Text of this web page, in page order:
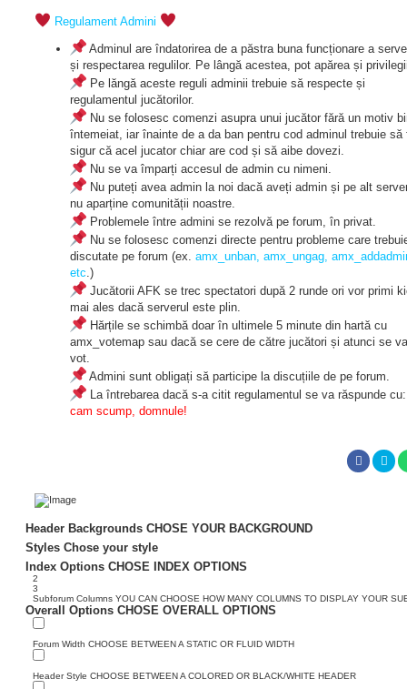
Regulament Admini
Adminul are îndatorirea de a păstra buna funcționare a
și respectarea regulilor. Pe lângă acestea, pot apărea și
Pe lăngă aceste reguli adminii trebuie să respecte și
regulamentul jucătorilor.
Nu se folosesc comenzi asupra unui jucător fără un motiv
întemeiat, iar înainte de a da ban pentru cod adminul trebuie să
sigur că acel jucator chiar are cod și să aibe dovezi.
Nu se va împarți accesul de admin cu nimeni.
Nu puteți avea admin la noi dacă aveți admin și pe alt
nu aparține comunității noastre.
Problemele între admini se rezolvă pe forum, în privat.
Nu se folosesc comenzi directe pentru probleme care
discutate pe forum (ex. amx_unban, amx_ungag,
etc .)
Jucătorii AFK se trec spectatori după 2 runde ori vor primi
mai ales dacă serverul este plin.
Hărțile se schimbă doar în ultimele 5 minute din hartă cu
amx_votemap sau dacă se cere de către jucători și atunci se
vot.
Admini sunt obligați să participe la discuțiile de pe forum.
La întrebarea dacă s-a citit regulamentul se va răspunde
cam scump, domnule!
Header Backgrounds CHOSE YOUR BACKGROUND
Styles Chose your style
Index Options CHOSE INDEX OPTIONS
2
3
Subforum Columns YOU CAN CHOOSE HOW MANY COLUMNS TO DISPLAY YOUR
Overall Options CHOSE OVERALL OPTIONS
Forum Width CHOOSE BETWEEN A STATIC OR FLUID WIDTH
Header Style CHOOSE BETWEEN A COLORED OR BLACK/WHITE HEADER